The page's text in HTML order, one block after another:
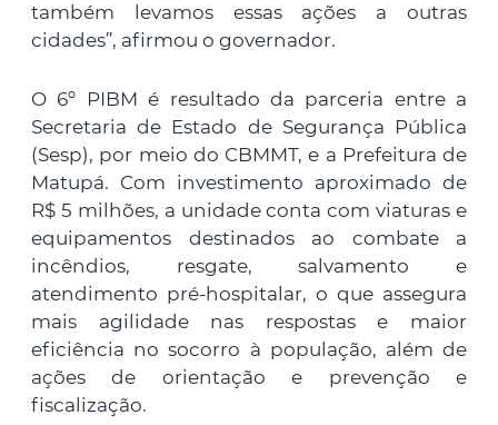
também levamos essas ações a outras
cidades”, afirmou o governador.
O 6º PIBM é resultado da parceria entre a
Secretaria de Estado de Segurança Pública
(Sesp), por meio do CBMMT, e a Prefeitura de
Matupá. Com investimento aproximado de
R$ 5 milhões, a unidade conta com viaturas e
equipamentos destinados ao combate a
incêndios, resgate, salvamento e
atendimento pré-hospitalar, o que assegura
mais agilidade nas respostas e maior
eficiência no socorro à população, além de
ações de orientação e prevenção e
fiscalização.